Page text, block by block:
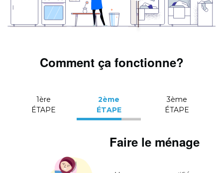
Comment ça fonctionne?
1ère
ÉTAPE
2ème
ÉTAPE
3ème
ÉTAPE
Faire le ménage